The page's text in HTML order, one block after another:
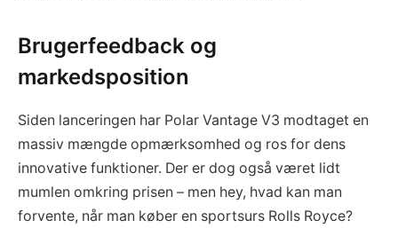
Brugerfeedback og
markedsposition
Siden lanceringen har Polar Vantage V3 modtaget en
massiv mængde opmærksomhed og ros for dens
innovative funktioner. Der er dog også været lidt
mumlen omkring prisen – men hey, hvad kan man
forvente, når man køber en sportsurs Rolls Royce?